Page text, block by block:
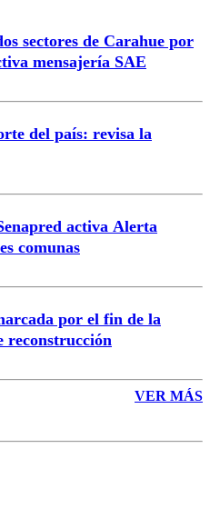
sectores de Carahue por
mensajería SAE
del país: revisa la
activa Alerta
comunas
por el fin de la
reconstrucción
VER MÁS